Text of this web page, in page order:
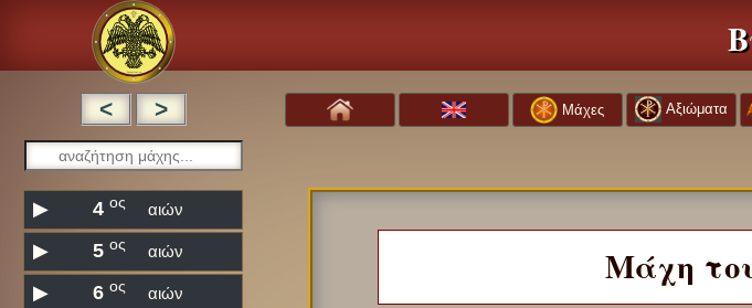
< > Μάχες Αξιώματα
▶ 4 ος αιών
▶ 5 ος αιών
▶ 6 ος αιών
Μάχη